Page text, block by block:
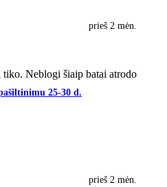
prieš 2 mėn.
Neblogi šiaip batai atrodo
25-30 d.
prieš 2 mėn.